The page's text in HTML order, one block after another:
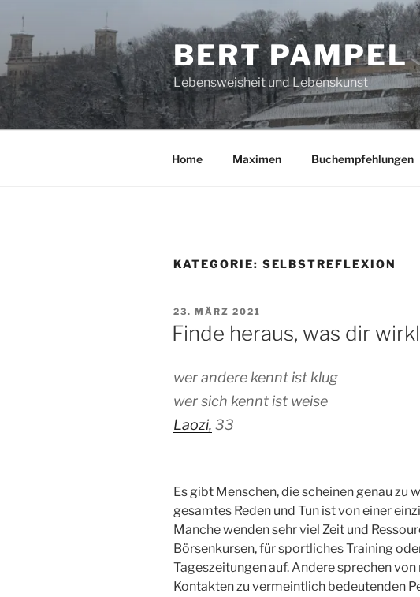
springen
BERT PAMPEL
Lebensweisheit und Lebenskunst
Home Maximen Buchempfehlungen
KATEGORIE: SELBSTREFLEXION
VERÖFFENTLICHT
AM
23. MÄRZ 2021
Finde heraus, was dir
wer andere kennt ist klug
wer sich kennt ist weise
Laozi, 33
Es gibt Menschen, die scheinen genau zu
gesamtes Reden und Tun ist von einer
Manche wenden sehr viel Zeit und
Börsenkursen, für sportliches Training
Tageszeitungen auf. Andere sprechen
Kontakten zu vermeintlich bedeutenden